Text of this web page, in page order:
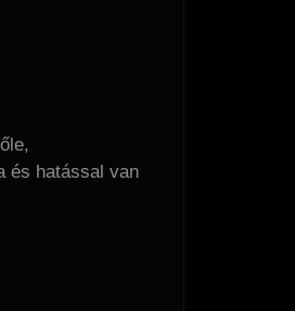
és hatással van